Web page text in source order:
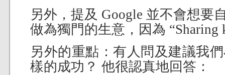
另外，提及 Google 並不會想要
做為獨門的生意，因為 “Sharing
另外的重點：有人問及建議我
樣的成功？ 他很認真地回答：